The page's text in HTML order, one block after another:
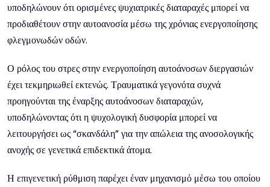
υποδηλώνουν ότι ορισμένες ψυχιατρικές διαταραχές μπορεί να
προδιαθέτουν στην αυτοανοσία μέσω της χρόνιας ενεργοποίησης
φλεγμονωδών οδών.
Ο ρόλος του στρες στην ενεργοποίηση αυτοάνοσων διεργασιών
έχει τεκμηριωθεί εκτενώς. Τραυματικά γεγονότα συχνά
προηγούνται της έναρξης αυτοάνοσων διαταραχών,
υποδηλώνοντας ότι η ψυχολογική δυσφορία μπορεί να
λειτουργήσει ως “σκανδάλη” για την απώλεια της ανοσολογικής
ανοχής σε γενετικά επιδεκτικά άτομα.
Η επιγενετική ρύθμιση παρέχει έναν μηχανισμό μέσω του οποίου